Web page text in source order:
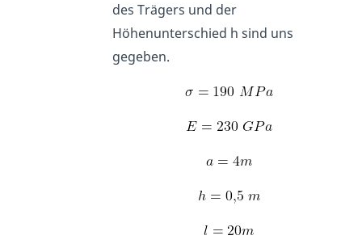
des Trägers und der
Höhenunterschied h sind uns
gegeben.